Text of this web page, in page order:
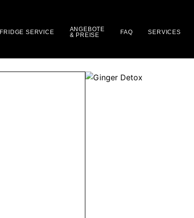
FRIDGE SERVICE
ANGEBOTE
& PREISE
FAQ SERVICES